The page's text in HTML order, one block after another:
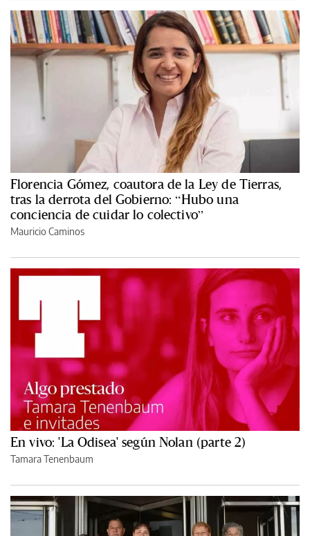
Florencia Gómez, coautora de la Ley de Tierras,
tras la derrota del Gobierno: “Hubo una
conciencia de cuidar lo colectivo”
Mauricio Caminos
En vivo: 'La Odisea' según Nolan (parte 2)
Tamara Tenenbaum